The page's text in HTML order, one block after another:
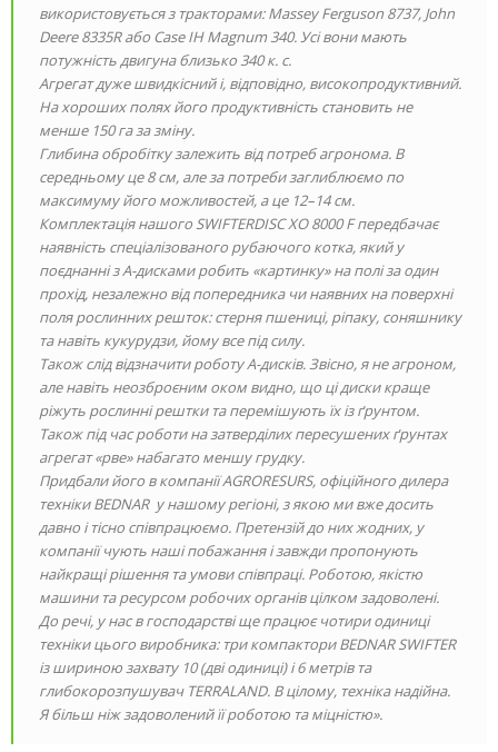
використовується з тракторами: Massey Ferguson 8737, John
Deere 8335R або Case IH Magnum 340. Усі вони мають
потужність двигуна близько 340 к. с.
Агрегат дуже швидкісний і, відповідно, високопродуктивний.
На хороших полях його продуктивність становить не
менше 150 га за зміну.
Глибина обробітку залежить від потреб агронома. В
середньому це 8 см, але за потреби заглиблюємо по
максимуму його можливостей, а це 12–14 см.
Комплектація нашого SWIFTERDISC XO 8000 F передбачає
наявність спеціалізованого рубаючого котка, який у
поєднанні з А-дисками робить «картинку» на полі за один
прохід, незалежно від попередника чи наявних на поверхні
поля рослинних решток: стерня пшениці, ріпаку, соняшнику
та навіть кукурудзи, йому все під силу.
Також слід відзначити роботу А-дисків. Звісно, я не агроном,
але навіть неозброєним оком видно, що ці диски краще
ріжуть рослинні рештки та перемішують їх із ґрунтом.
Також під час роботи на затверділих пересушених ґрунтах
агрегат «рве» набагато меншу грудку.
Придбали його в компанії AGRORESURS, офіційного дилера
техніки BEDNAR у нашому регіоні, з якою ми вже досить
давно і тісно співпрацюємо. Претензій до них жодних, у
компанії чують наші побажання і завжди пропонують
найкращі рішення та умови співпраці. Роботою, якістю
машини та ресурсом робочих органів цілком задоволені.
До речі, у нас в господарстві ще працює чотири одиниці
техніки цього виробника: три компактори BEDNAR SWIFTER
із шириною захвату 10 (дві одиниці) і 6 метрів та
глибокорозпушувач TERRALAND. В цілому, техніка надійна.
Я більш ніж задоволений її роботою та міцністю».